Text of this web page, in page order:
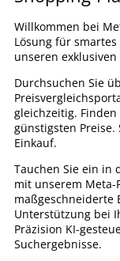
Willkommen bei
Lösung für
unseren exklusiven
Durchsuchen Sie
gleichzeitig.
günstigsten Preise.
Einkauf.
Tauchen Sie ein in
mit unserem Meta-
Unterstützung bei
Präzision KI-
Suchergebnisse.